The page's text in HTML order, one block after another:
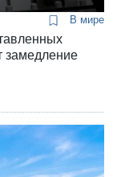
В мире
замедление